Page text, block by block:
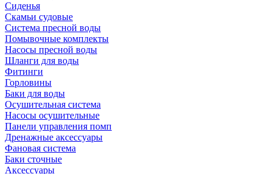
Сиденья
Скамьи судовые
Система пресной воды
Помывочные комплекты
Насосы пресной воды
Шланги для воды
Фитинги
Горловины
Баки для воды
Осушительная система
Насосы осушительные
Панели управления помп
Дренажные аксессуары
Фановая система
Баки сточные
Аксессуары